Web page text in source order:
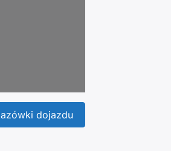
dojazdu